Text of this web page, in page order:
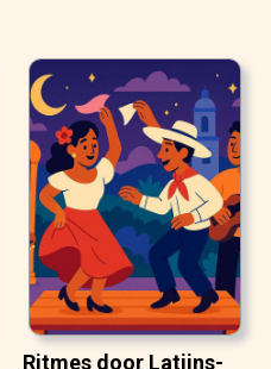
Ritmes door Latijns-